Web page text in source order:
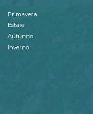
Primavera
Estate
Autunno
Inverno